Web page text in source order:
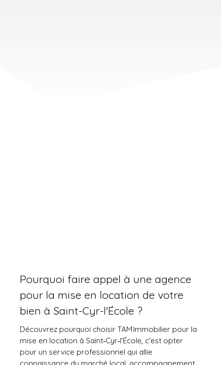
Pourquoi faire appel à une agence
pour la mise en location de votre
bien à Saint-Cyr-l'École ?
Découvrez pourquoi choisir TAM Immobilier pour la
mise en location à Saint‑Cyr‑l’École, c’est opter
pour un service professionnel qui allie
connaissance du marché local, accompagnement